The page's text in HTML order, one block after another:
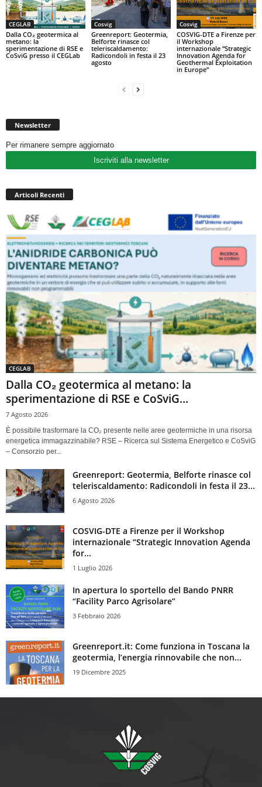
CEGLAB
Dalla CO₂ geotermica al
metano: la
sperimentazione di RSE e
CoSviG presso il CEGLab
Cosvig
Greenreport: Geotermia,
Belforte rinasce col
teleriscaldamento:
Radicondoli in festa il 23
agosto
Cosvig
COSVIG-DTE a Firenze per
il Workshop
internazionale “Strategic
Innovation Agenda for
Geothermal Exploitation
in Europe”
Newsletter
Per rimanere sempre aggiornato
Iscriviti alla newsletter
Articoli Recenti
CEGLAB
Dalla CO₂ geotermica al metano: la
sperimentazione di RSE e CoSviG...
7 Agosto 2026
È possibile trasformare la CO₂ presente nelle aree geotermiche in una risorsa
energetica immagazzinabile? RSE – Ricerca sul Sistema Energetico e CoSviG
– Consorzio per...
Greenreport: Geotermia, Belforte rinasce col
teleriscaldamento: Radicondoli in festa il 23...
6 Agosto 2026
COSVIG-DTE a Firenze per il Workshop
internazionale “Strategic Innovation Agenda
for...
1 Luglio 2026
In apertura lo sportello del Bando PNRR
“Facility Parco Agrisolare”
3 Febbraio 2026
Greenreport.it: Come funziona in Toscana la
geotermia, l’energia rinnovabile che non...
19 Dicembre 2025